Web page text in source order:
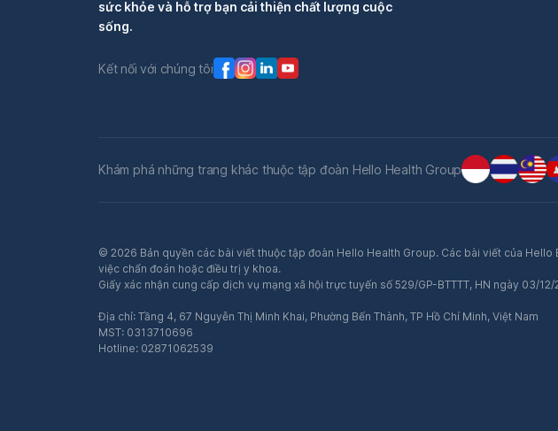
sức khỏe và hỗ trợ bạn cải thiện chất lượng cuộc
sống.
Kết nối với chúng tôi
Khám phá những trang khác thuộc tập đoàn Hello Health Group
© 2026 Bản quyền các bài viết thuộc tập đoàn Hello Health Group. Các bài viết của
việc chẩn đoán hoặc điều trị y khoa.
Giấy xác nhận cung cấp dịch vụ mạng xã hội trực tuyến số 529/GP-BTTTT, HN ngày 03/12/
Địa chỉ: Tầng 4, 67 Nguyễn Thị Minh Khai, Phường Bến Thành, TP Hồ Chí Minh, Việt Nam
MST: 0313710696
Hotline: 02871062539